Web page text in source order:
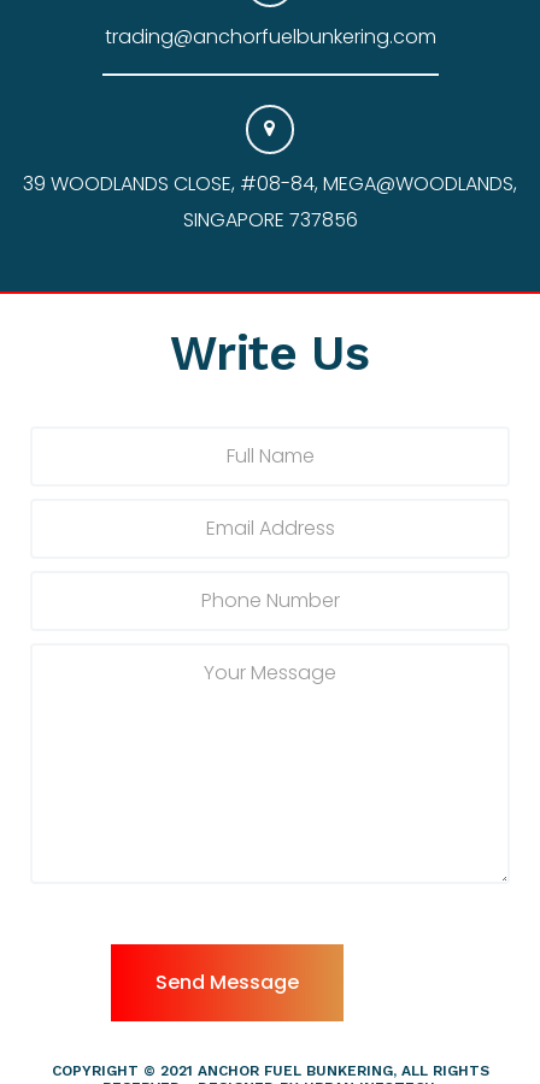
Write Us
COPYRIGHT © 2021 ANCHOR FUEL BUNKERING, ALL RIGHTS
trading@anchorfuelbunkering.com
39 WOODLANDS CLOSE, #08-84, MEGA@WOODLANDS,
SINGAPORE 737856